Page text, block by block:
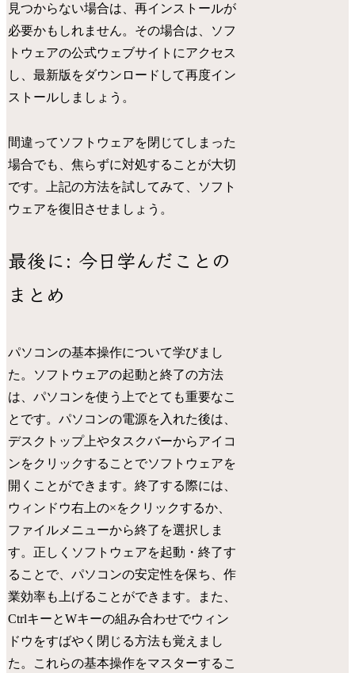
見つからない場合は、再インストールが
必要かもしれません。その場合は、ソフ
トウェアの公式ウェブサイトにアクセス
し、最新版をダウンロードして再度イン
ストールしましょう。
間違ってソフトウェアを閉じてしまった
場合でも、焦らずに対処することが大切
です。上記の方法を試してみて、ソフト
ウェアを復旧させましょう。
最後に: 今日学んだことの
まとめ
パソコンの基本操作について学びまし
た。ソフトウェアの起動と終了の方法
は、パソコンを使う上でとても重要なこ
とです。パソコンの電源を入れた後は、
デスクトップ上やタスクバーからアイコ
ンをクリックすることでソフトウェアを
開くことができます。終了する際には、
ウィンドウ右上の×をクリックするか、
ファイルメニューから終了を選択しま
す。正しくソフトウェアを起動・終了す
ることで、パソコンの安定性を保ち、作
業効率も上げることができます。また、
CtrlキーとWキーの組み合わせでウィン
ドウをすばやく閉じる方法も覚えまし
た。これらの基本操作をマスターするこ